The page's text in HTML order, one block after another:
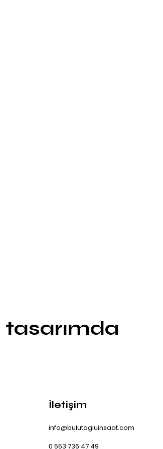
tasarımda
İletişim
info@bulutogluinsaat.com
0 553 736 47 49